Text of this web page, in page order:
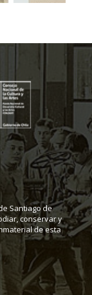
Santiago de
conservar y
de esta